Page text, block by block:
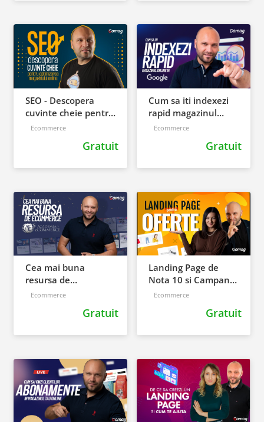
SEO - Descopera
cuvinte cheie pentru
optimizarea SEO a
Ecommerce
Gratuit
Cum sa iti indexezi
rapid magazinul
online in Google
Ecommerce
Gratuit
Cea mai buna
resursa de
eCommerce -
Ecommerce
Gratuit
Landing Page de
Nota 10 si Campania
de Oferte in Gomag
Ecommerce
Gratuit